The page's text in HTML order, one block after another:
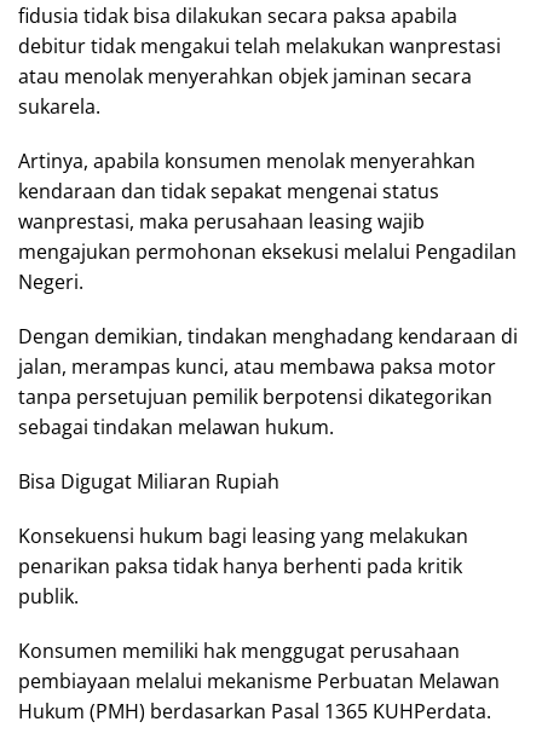
fidusia tidak bisa dilakukan secara paksa apabila
debitur tidak mengakui telah melakukan wanprestasi
atau menolak menyerahkan objek jaminan secara
sukarela.
Artinya, apabila konsumen menolak menyerahkan
kendaraan dan tidak sepakat mengenai status
wanprestasi, maka perusahaan leasing wajib
mengajukan permohonan eksekusi melalui Pengadilan
Negeri.
Dengan demikian, tindakan menghadang kendaraan di
jalan, merampas kunci, atau membawa paksa motor
tanpa persetujuan pemilik berpotensi dikategorikan
sebagai tindakan melawan hukum.
Bisa Digugat Miliaran Rupiah
Konsekuensi hukum bagi leasing yang melakukan
penarikan paksa tidak hanya berhenti pada kritik
publik.
Konsumen memiliki hak menggugat perusahaan
pembiayaan melalui mekanisme Perbuatan Melawan
Hukum (PMH) berdasarkan Pasal 1365 KUHPerdata.